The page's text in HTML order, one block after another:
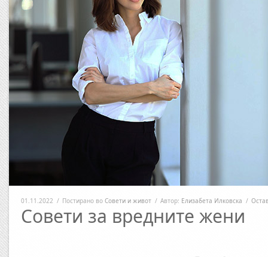
01.11.2022 / Постирано во Совети и живот / Автор: Елизабета Илковска /
Совети за вредните жени